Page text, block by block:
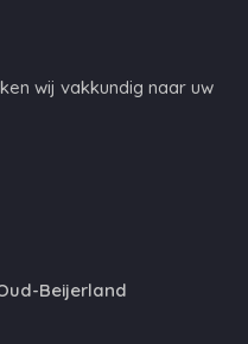
wij vakkundig naar uw
Beijerland